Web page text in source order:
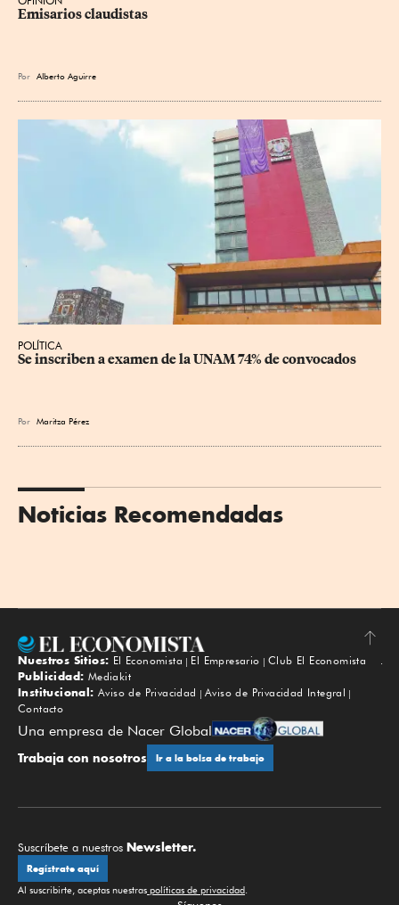
Emisarios claudistas
Por Alberto Aguirre
POLÍTICA
Se inscriben a examen de la UNAM 74% de convocados
Por Maritza Pérez
Noticias Recomendadas
Subir
Nuestros Sitios: El Economista El Empresario
Club El Economista
Publicidad: Mediakit
Institucional: Aviso de Privacidad
Aviso de Privacidad Integral
Contacto
Una empresa de Nacer Global
Trabaja con nosotros Ir a la bolsa de trabajo
Suscríbete a nuestros Newsletter.
Regístrate aquí
Al suscribirte, aceptas nuestras políticas de privacidad.